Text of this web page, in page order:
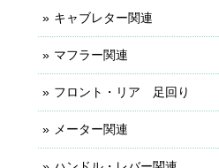
キャブレター関連
マフラー関連
フロント・リア 足回り
メーター関連